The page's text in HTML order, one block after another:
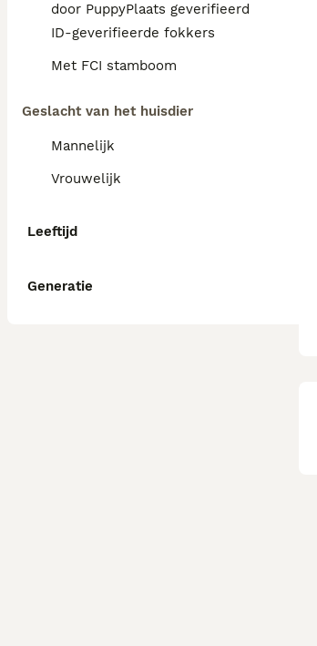
door PuppyPlaats geverifieerd
ID-geverifieerde fokkers
Met FCI stamboom
Geslacht van het huisdier
Mannelijk
Vrouwelijk
Leeftijd
Generatie